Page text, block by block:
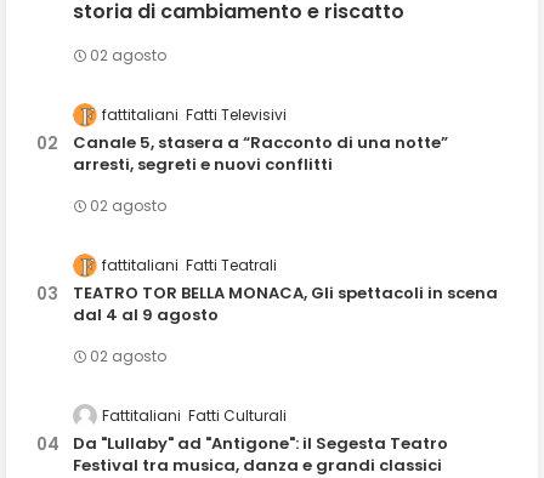
storia di cambiamento e riscatto
02 agosto
fattitaliani Fatti Televisivi
Canale 5, stasera a “Racconto di una notte”
arresti, segreti e nuovi conflitti
02 agosto
fattitaliani Fatti Teatrali
TEATRO TOR BELLA MONACA, Gli spettacoli in scena
dal 4 al 9 agosto
02 agosto
Fattitaliani Fatti Culturali
Da "Lullaby" ad "Antigone": il Segesta Teatro
Festival tra musica, danza e grandi classici